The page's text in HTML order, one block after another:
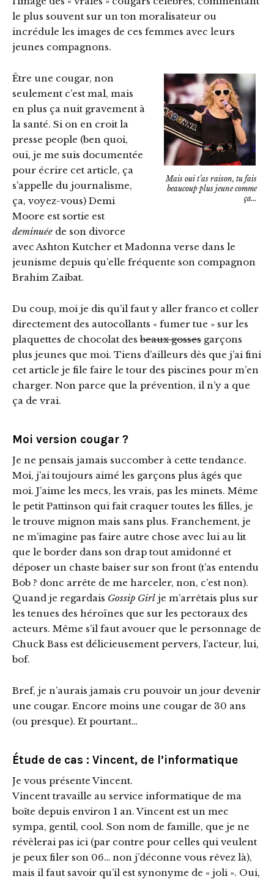
le plus souvent sur un ton moralisateur ou
incrédule les images de ces femmes avec leurs
jeunes compagnons.
Mais oui t’as raison, tu fais
beaucoup plus jeune comme
ça…
Être une cougar, non
seulement c’est mal, mais
en plus ça nuit gravement à
la santé. Si on en croit la
presse people (ben quoi,
oui, je me suis documentée
pour écrire cet article, ça
s’appelle du journalisme,
ça, voyez-vous) Demi
Moore est sortie est
deminuée de son divorce
avec Ashton Kutcher et Madonna verse dans le
jeunisme depuis qu’elle fréquente son compagnon
Brahim Zaibat.
Du coup, moi je dis qu’il faut y aller franco et coller
directement des autocollants « fumer tue » sur les
plaquettes de chocolat desbeaux gosses garçons
plus jeunes que moi. Tiens d’ailleurs dès que j’ai fini
cet article je file faire le tour des piscines pour m’en
charger. Non parce que la prévention, il n’y a que
ça de vrai.
Moi version cougar ?
Je ne pensais jamais succomber à cette tendance.
Moi, j’ai toujours aimé les garçons plus âgés que
moi. J’aime les mecs, les vrais, pas les minets. Même
le petit Pattinson qui fait craquer toutes les filles, je
le trouve mignon mais sans plus. Franchement, je
ne m’imagine pas faire autre chose avec lui au lit
que le border dans son drap tout amidonné et
déposer un chaste baiser sur son front (t’as entendu
Bob ? donc arrête de me harceler, non, c’est non).
Quand je regardais Gossip Girl je m’arrêtais plus sur
les tenues des héroïnes que sur les pectoraux des
acteurs. Même s’il faut avouer que le personnage de
Chuck Bass est délicieusement pervers, l’acteur, lui,
bof.
Bref, je n’aurais jamais cru pouvoir un jour devenir
une cougar. Encore moins une cougar de 30 ans
(ou presque). Et pourtant…
Étude de cas : Vincent, de l’informatique
Je vous présente Vincent.
Vincent travaille au service informatique de ma
boîte depuis environ 1 an. Vincent est un mec
sympa, gentil, cool. Son nom de famille, que je ne
révèlerai pas ici (par contre pour celles qui veulent
je peux filer son 06… non j’déconne vous rêvez là),
mais il faut savoir qu’il est synonyme de « joli ». Oui,